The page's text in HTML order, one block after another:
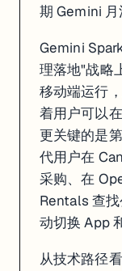
期 Gemini 月
Gemini
理落地"战略
移动端运行
着用户可以
更关键的是
代用户在
采购、在
Rentals 查
动切换 App
从技术路径